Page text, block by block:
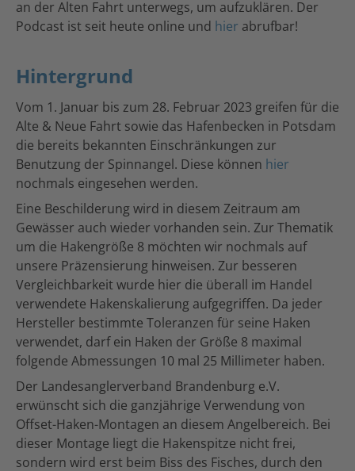
an der Alten Fahrt unterwegs, um aufzuklären. Der
Podcast ist seit heute online und hier abrufbar!
Hintergrund
Vom 1. Januar bis zum 28. Februar 2023 greifen für die
Alte & Neue Fahrt sowie das Hafenbecken in Potsdam
die bereits bekannten Einschränkungen zur
Benutzung der Spinnangel. Diese können hier
nochmals eingesehen werden.
Eine Beschilderung wird in diesem Zeitraum am
Gewässer auch wieder vorhanden sein. Zur Thematik
um die Hakengröße 8 möchten wir nochmals auf
unsere Präzensierung hinweisen. Zur besseren
Vergleichbarkeit wurde hier die überall im Handel
verwendete Hakenskalierung aufgegriffen. Da jeder
Hersteller bestimmte Toleranzen für seine Haken
verwendet, darf ein Haken der Größe 8 maximal
folgende Abmessungen 10 mal 25 Millimeter haben.
Der Landesanglerverband Brandenburg e.V.
erwünscht sich die ganzjährige Verwendung von
Offset-Haken-Montagen an diesem Angelbereich. Bei
dieser Montage liegt die Hakenspitze nicht frei,
sondern wird erst beim Biss des Fisches, durch den